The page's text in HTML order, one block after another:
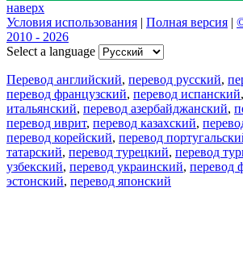
наверх
Условия использования | Полная версия |
2010 - 2026
Select a language
Перевод английский, перевод русский,
перевод французский, перевод испанский,
итальянский, перевод азербайджанский,
перевод иврит, перевод казахский,
перевод корейский, перевод
татарский, перевод турецкий, перевод
узбекский, перевод украинский, перевод
эстонский, перевод японский